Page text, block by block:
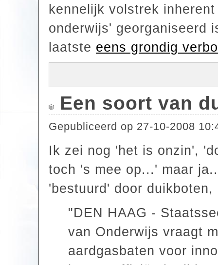
kennelijk volstrek
onderwijs' georganiseerd
laatste eens grondig
Een soort van
Gepubliceerd op 27-10-2008
Ik zei nog 'het is onzin',
toch 's mee op...' maar
'bestuurd' door
"DEN HAAG -
van Onderwijs vraagt
aardgasbaten voor